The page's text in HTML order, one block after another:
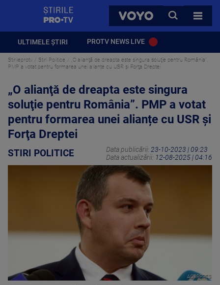
VOYO
CAUTA
TOATE
ULTIMELE ȘTIRI PROTV NEWS LIVE
Stirileprotv Stiri Politice
„O alianţă de dreapta este singura soluţie pentru România”.
PMP a votat pentru formarea unei alianțe cu USR şi Forţa Dreptei
„O alianţă de dreapta este singura
soluţie pentru România”. PMP a votat
pentru formarea unei alianțe cu USR şi
Forţa Dreptei
STIRI POLITICE Data publicării: 23-10-2023 | 09:23
Data actualizării: 12-08-2025 | 04:16
AGERPRES